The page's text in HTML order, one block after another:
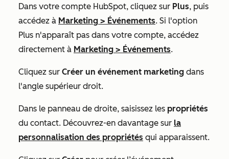
Dans votre compte HubSpot, cliquez sur Plus, puis
accédez à Marketing > Événements. Si l'option
Plus n'apparaît pas dans votre compte, accédez
directement à Marketing > Événements.
Cliquez sur Créer un événement marketing dans
l'angle supérieur droit.
Dans le panneau de droite, saisissez les propriétés
du contact. Découvrez-en davantage sur la
personnalisation des propriétés qui apparaissent.